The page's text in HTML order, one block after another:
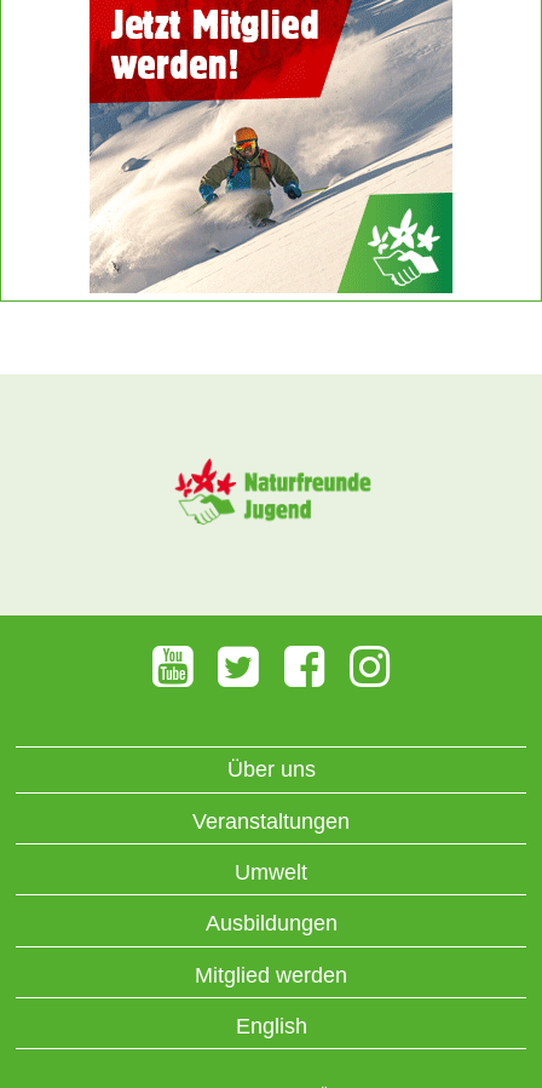
Über uns
Veranstaltungen
Umwelt
Ausbildungen
Mitglied werden
English